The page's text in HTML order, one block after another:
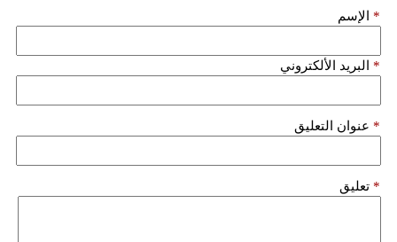
أبراج
سيارات
الإسم *
البريد الألكتروني *
عنوان التعليق *
تعليق *